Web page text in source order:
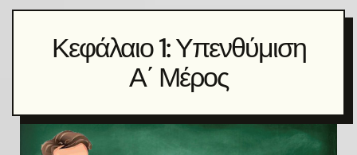
Κεφάλαιο 1: Υπενθύμιση
Α΄ Μέρος